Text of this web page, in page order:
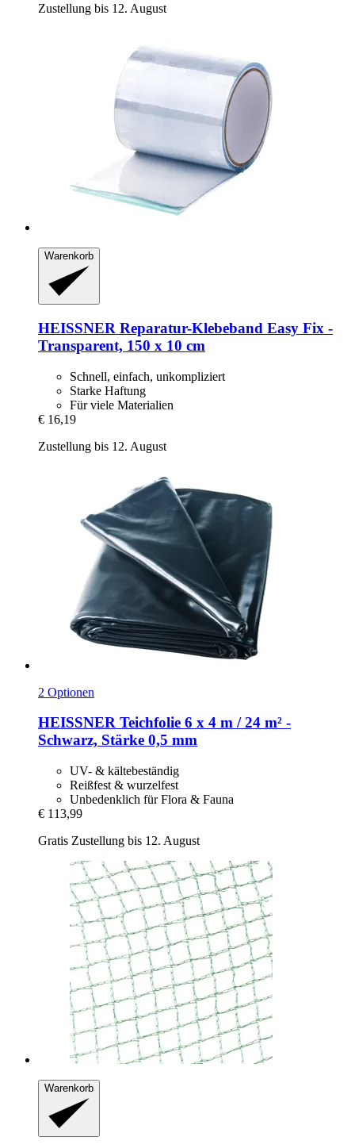
Zustellung bis 12. August
Warenkorb
HEISSNER Reparatur-​Klebeband Easy Fix -​
Transparent, 150 x 10 cm
Schnell, einfach, unkompliziert
Starke Haftung
Für viele Materialien
€ 16,19
Zustellung bis 12. August
2 Optionen
HEISSNER Teichfolie 6 x 4 m / 24 m² -​
Schwarz, Stärke 0,5 mm
UV- & kältebeständig
Reißfest & wurzelfest
Unbedenklich für Flora & Fauna
€ 113,99
Gratis Zustellung bis 12. August
Warenkorb